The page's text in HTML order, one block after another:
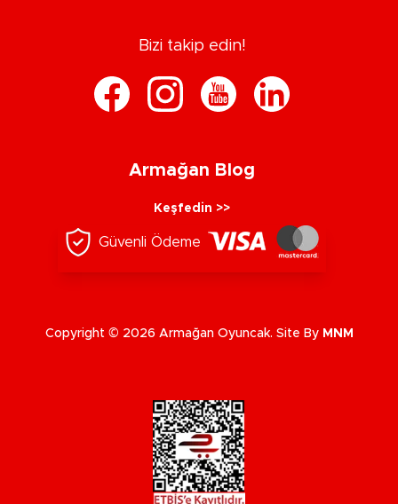
Bizi takip edin!
Armağan Blog
Keşfedin >>
Güvenli Ödeme
Copyright © 2026 Armağan Oyuncak. Site By MNM